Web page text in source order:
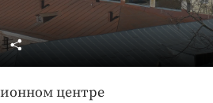
центре